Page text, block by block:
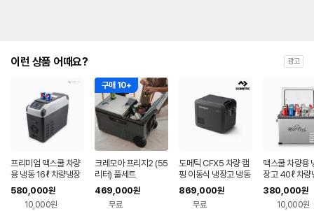
이런 상품 어때요? 광고
프리미엄 맥스쿨 차량
용 냉동 16ℓ 차량냉장
고 캠핑냉장 어댑터포
함 낚시
580,000원
10,000원
구매 10+
크레모아 프리지2 (55
리터) 풀세트
469,000원
무료
도메틱 CFX5 차량 캠
핑 이동식 냉장고 냉동
고 25L
869,000원
무료
맥스쿨 차량용
장고 40ℓ 차량
핑냉장 어댑터
시
380,000원
10,000원